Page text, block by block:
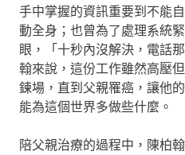
手中掌握的資訊重要到不能
動全身；也曾為了處理系統
眼，「十秒內沒解決，電話
翰來說，這份工作雖然高壓
鍊場，直到父親罹癌，讓他
能為這個世界多做些什麼。
陪父親治療的過程中，陳柏